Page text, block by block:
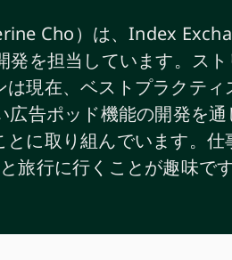
Cho）は、Index
発を担当しています。ス
現在、ベストプラクテ
広告ポッド機能の開発を
に取り組んでいます。
旅行に行くことが趣味です